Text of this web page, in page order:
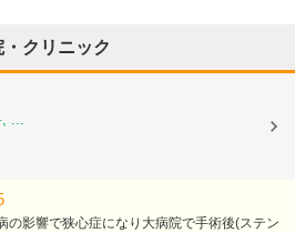
クリニック
, ...
の影響で狭心症になり大病院で手術後(ステン